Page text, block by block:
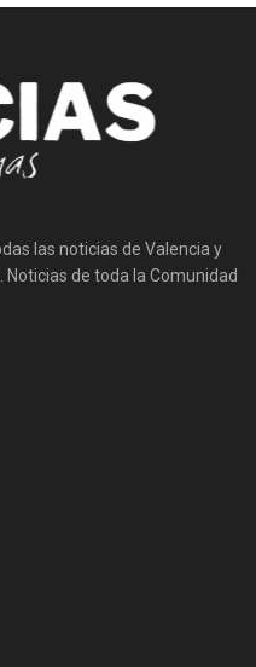
las noticias de Valencia y
de toda la Comunidad